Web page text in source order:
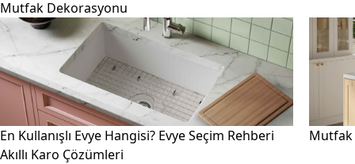
Mutfak Dekorasyonu
En Kullanışlı Evye Hangisi? Evye Seçim Rehberi
Mutfak
Akıllı Karo Çözümleri